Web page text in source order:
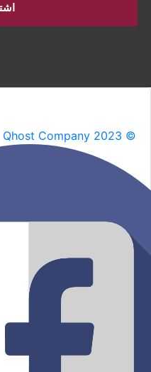
Qhost Company 2023 ©